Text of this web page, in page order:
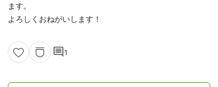
ます。
よろしくおねがいします！
comment1